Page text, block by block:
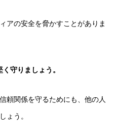
アの安全を脅かすことがありま
守りましょう。
頼関係を守るためにも、他の人
ょう。